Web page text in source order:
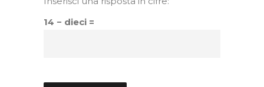
14 − dieci =